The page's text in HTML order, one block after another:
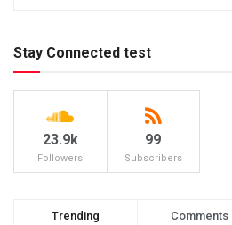
Stay Connected test
23.9k
Followers
99
Subscribers
Trending Comments